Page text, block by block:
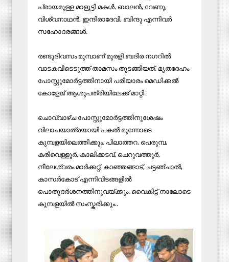
പ്രായമുള്ള മാളൂട്ടി മകള്‍. ബാലന്‍, വേണു,
വിശ്വനാഥന്‍, ഇന്ദിരാദേവി, ബിന്ദു എന്നിവര്‍
സഹോദരങ്ങള്‍.
രണ്ടുദിവസം മുമ്പാണ് മുരളി ബദിര നഗറില്‍
വാടകവീടെടുത്ത് താമസം തുടങ്ങിയത്. മൃതദേഹം
പോസ്റ്റുമോര്‍ട്ടത്തിനായി പരിയാരം മെഡിക്കല്‍
കോളേജ് ആശുപത്രിയിലേക്ക് മാറ്റി.
ചൊവ്വാഴ്ച പോസ്റ്റുമോര്‍ട്ടത്തിനുശേഷം
വിലാപയാത്രയായി പകല്‍ മൂന്നോടെ
കുമ്പളയിലെത്തിക്കും. പിലാത്തറ, പെരുമ്പ,
കരിവെള്ളൂര്‍, കാലിക്കടവ്, ചെറുവത്തൂര്‍,
നീലേശ്വരം മാര്‍ക്കറ്റ്, കാഞ്ഞങ്ങാട്, ചട്ടഞ്ചാല്‍,
കാസര്‍കോട് എന്നിവിടങ്ങളില്‍
പൊതുദര്‍ശനത്തിനുവയ്ക്കും. വൈകിട്ട് നാലോടെ
കുമ്പളയില്‍ സംസ്കരിക്കും..